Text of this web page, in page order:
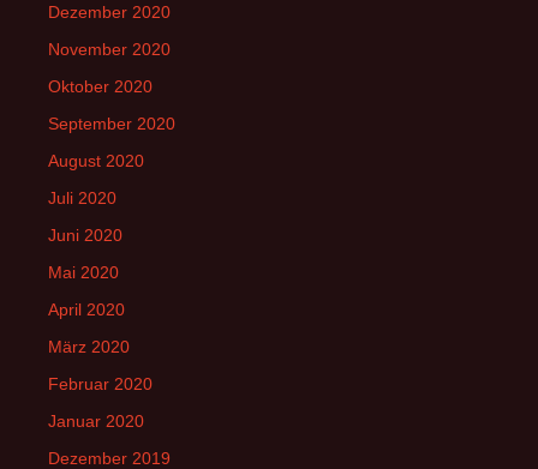
Dezember 2020
November 2020
Oktober 2020
September 2020
August 2020
Juli 2020
Juni 2020
Mai 2020
April 2020
März 2020
Februar 2020
Januar 2020
Dezember 2019